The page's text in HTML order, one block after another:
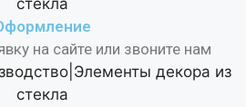
на сайте или звоните нам